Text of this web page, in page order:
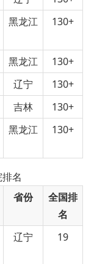
黑龙江 130+
黑龙江
130+
辽宁
130+
吉林
130+
黑龙江 130+
名
省份
全国排
名
辽宁 19